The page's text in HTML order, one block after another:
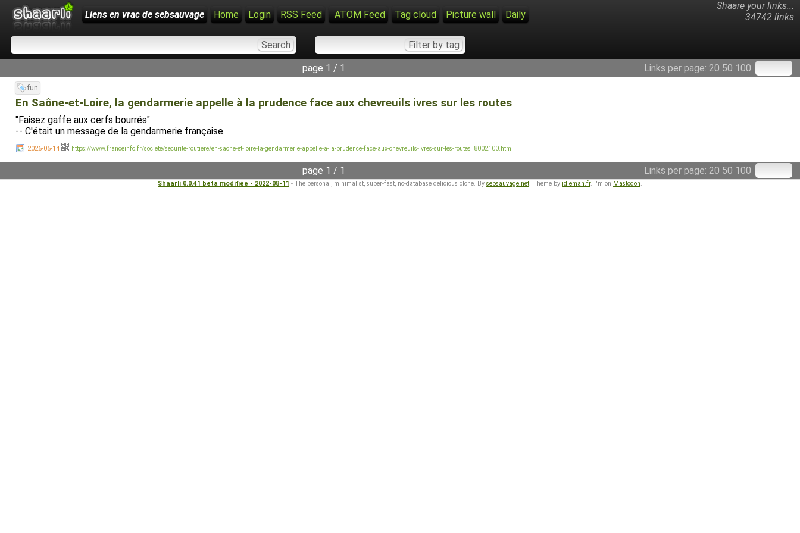
Shaare your links...
34742 links
Liens en vrac de sebsauvage Home Login RSS Feed ATOM Feed Tag cloud Picture wall Daily
Links per page: 20 50 100
page 1 / 1
fun
En Saône-et-Loire, la gendarmerie appelle à la prudence face aux chevreuils ivres sur les routes
"Faisez gaffe aux cerfs bourrés"
-- C'était un message de la gendarmerie française.
2026-05-14 https://www.franceinfo.fr/societe/securite-routiere/en-saone-et-loire-la-gendarmerie-appelle-a-la-prudence-face-aux-chevreuils-ivres-sur-les-routes_8002100.html
Links per page: 20 50 100
page 1 / 1
Shaarli 0.0.41 beta modifiée - 2022-08-11 - The personal, minimalist, super-fast, no-database delicious clone. By sebsauvage.net. Theme by idleman.fr. I'm on Mastodon.